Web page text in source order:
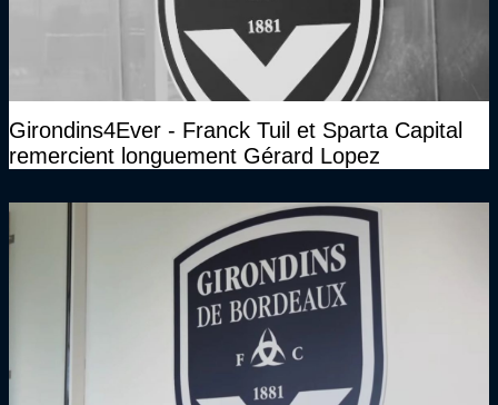
Girondins4Ever - Franck Tuil et Sparta Capital
remercient longuement Gérard Lopez